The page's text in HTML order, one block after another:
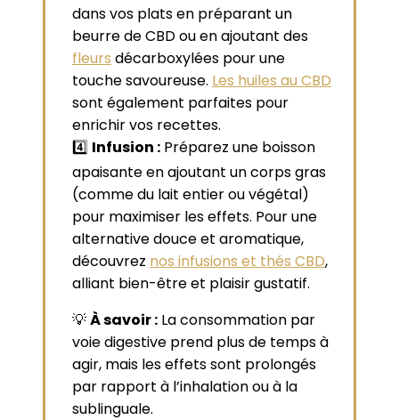
dans vos plats en préparant un
beurre de CBD ou en ajoutant des
fleurs décarboxylées pour une
touche savoureuse. Les huiles au CBD
sont également parfaites pour
enrichir vos recettes.
4️⃣ Infusion : Préparez une boisson
apaisante en ajoutant un corps gras
(comme du lait entier ou végétal)
pour maximiser les effets. Pour une
alternative douce et aromatique,
découvrez nos infusions et thés CBD,
alliant bien-être et plaisir gustatif.
💡À savoir : La consommation par
voie digestive prend plus de temps à
agir, mais les effets sont prolongés
par rapport à l’inhalation ou à la
sublinguale.